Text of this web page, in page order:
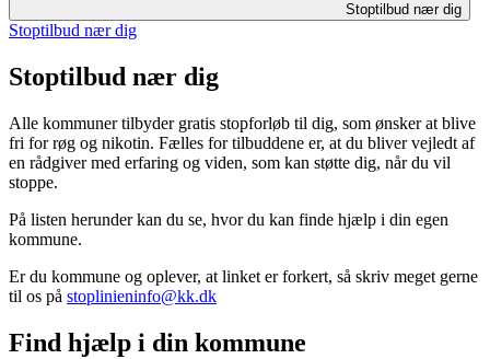
Stoptilbud nær dig
Stoptilbud nær dig
Stoptilbud nær dig
Alle kommuner tilbyder gratis stopforløb til dig, som ønsker at blive
fri for røg og nikotin. Fælles for tilbuddene er, at du bliver vejledt af
en rådgiver med erfaring og viden, som kan støtte dig, når du vil
stoppe.
På listen herunder kan du se, hvor du kan finde hjælp i din egen
kommune.
Er du kommune og oplever, at linket er forkert, så skriv meget gerne
til os på stoplinieninfo@kk.dk
Find hjælp i din kommune